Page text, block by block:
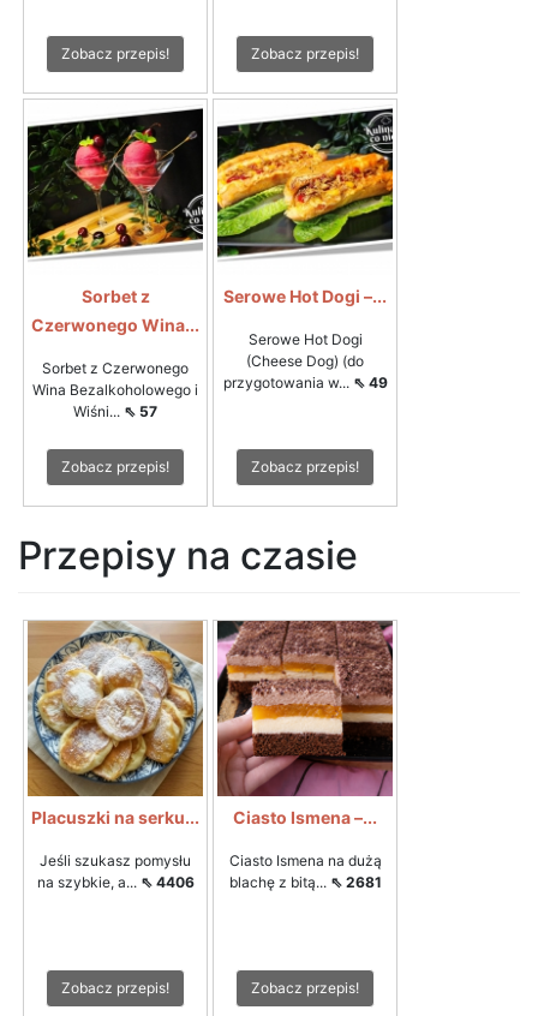
Zobacz przepis! Zobacz przepis!
Sorbet z
Czerwonego Wina...
Sorbet z Czerwonego
Wina Bezalkoholowego i
Wiśni... ⇖ 57
Zobacz przepis!
Serowe Hot Dogi –...
Serowe Hot Dogi
(Cheese Dog) (do
przygotowania w... ⇖ 49
Zobacz przepis!
Przepisy na czasie
Placuszki na serku...
Jeśli szukasz pomysłu
na szybkie, a... ⇖ 4406
Zobacz przepis!
Ciasto Ismena –...
Ciasto Ismena na dużą
blachę z bitą... ⇖ 2681
Zobacz przepis!